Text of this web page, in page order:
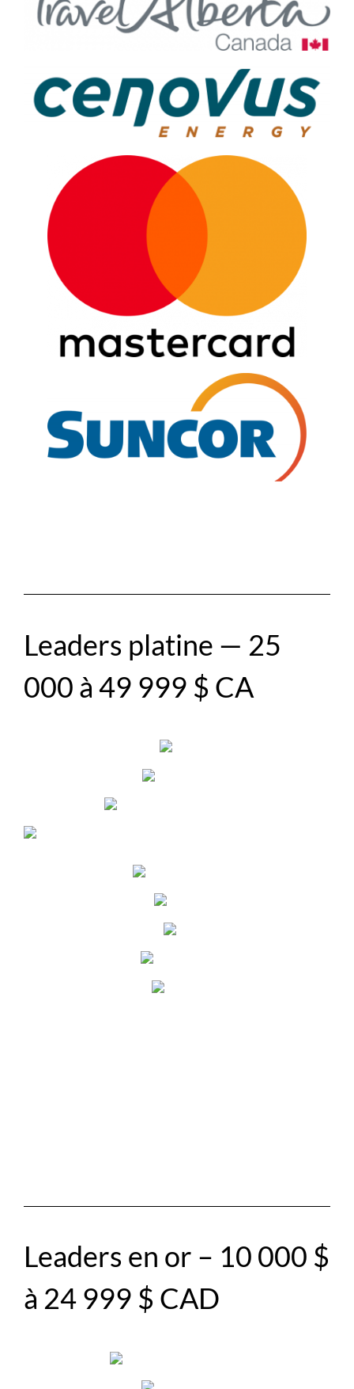
Leaders platine — 25
000 à 49 999 $ CA
Leaders en or – 10 000 $
à 24 999 $ CAD